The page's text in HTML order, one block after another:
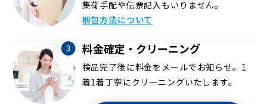
集荷手配や伝票記入もいりません。
梱包方法について
料金確定・クリーニング
検品完了後に料金をメールでお知らせ。1
着1着丁寧にクリーニングいたします。